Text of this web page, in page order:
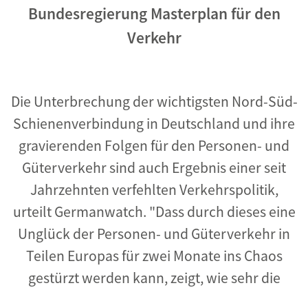
Bundesregierung Masterplan für den
Verkehr
Die Unterbrechung der wichtigsten Nord-Süd-
Schienenverbindung in Deutschland und ihre
gravierenden Folgen für den Personen- und
Güterverkehr sind auch Ergebnis einer seit
Jahrzehnten verfehlten Verkehrspolitik,
urteilt Germanwatch. "Dass durch dieses eine
Unglück der Personen- und Güterverkehr in
Teilen Europas für zwei Monate ins Chaos
gestürzt werden kann, zeigt, wie sehr die